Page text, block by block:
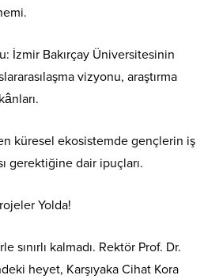
İzmir Bakırçay Üniversitesinin
vizyonu, araştırma
küresel ekosistemde gençlerin iş
gerektiğine dair ipuçları.
Yolda!
sınırlı kalmadı. Rektör Prof. Dr.
heyet, Karşıyaka Cihat Kora